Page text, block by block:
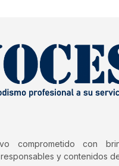
comprometido con
y contenidos